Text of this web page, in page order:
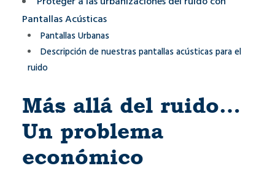
Pantallas Acústicas
Pantallas Urbanas
Descripción de nuestras pantallas acústicas para el
ruido
Más allá del ruido…
Un problema
económico